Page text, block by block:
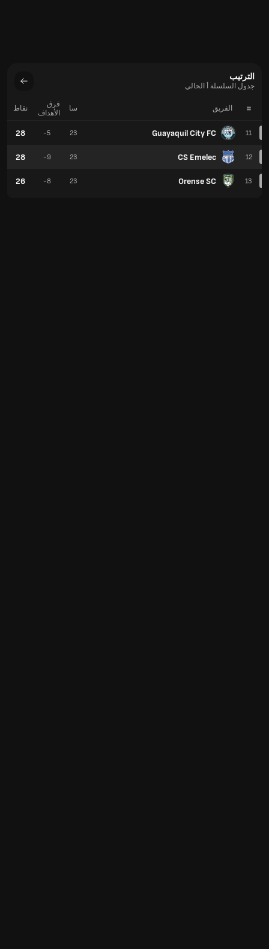
الترتيب
جدول السلسلة أ الحالي
# الفريق
11
Guayaquil City FC
12
CS Emelec
13
Orense SC
سا
فرق
الأهداف
نقاط
23
-5
28
23
-9
28
23
-8
26